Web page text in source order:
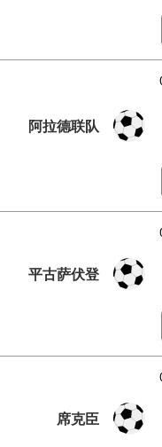
阿拉德联队
平古萨伏登
席克臣